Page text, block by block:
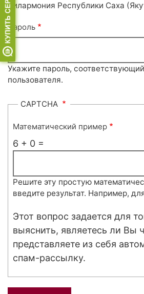
филармония Республики Саха
Пароль
Укажите пароль,
пользователя.
CAPTCHA
Математический пример
6 + 0 =
Решите эту простую
введите результат. Например,
Этот вопрос задается для
выяснить, являетесь ли Вы
представляете из себя
спам-рассылку.